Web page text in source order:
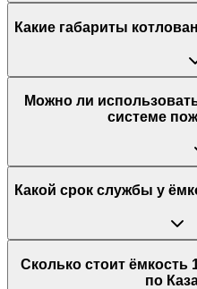
Какие габариты
Можно ли
системе
Какой срок службы у
Сколько стоит ёмкость
по